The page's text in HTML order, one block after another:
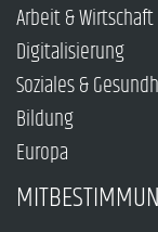
Arbeit & Wirtschaft
Digitalisierung
Soziales &
Bildung
Europa